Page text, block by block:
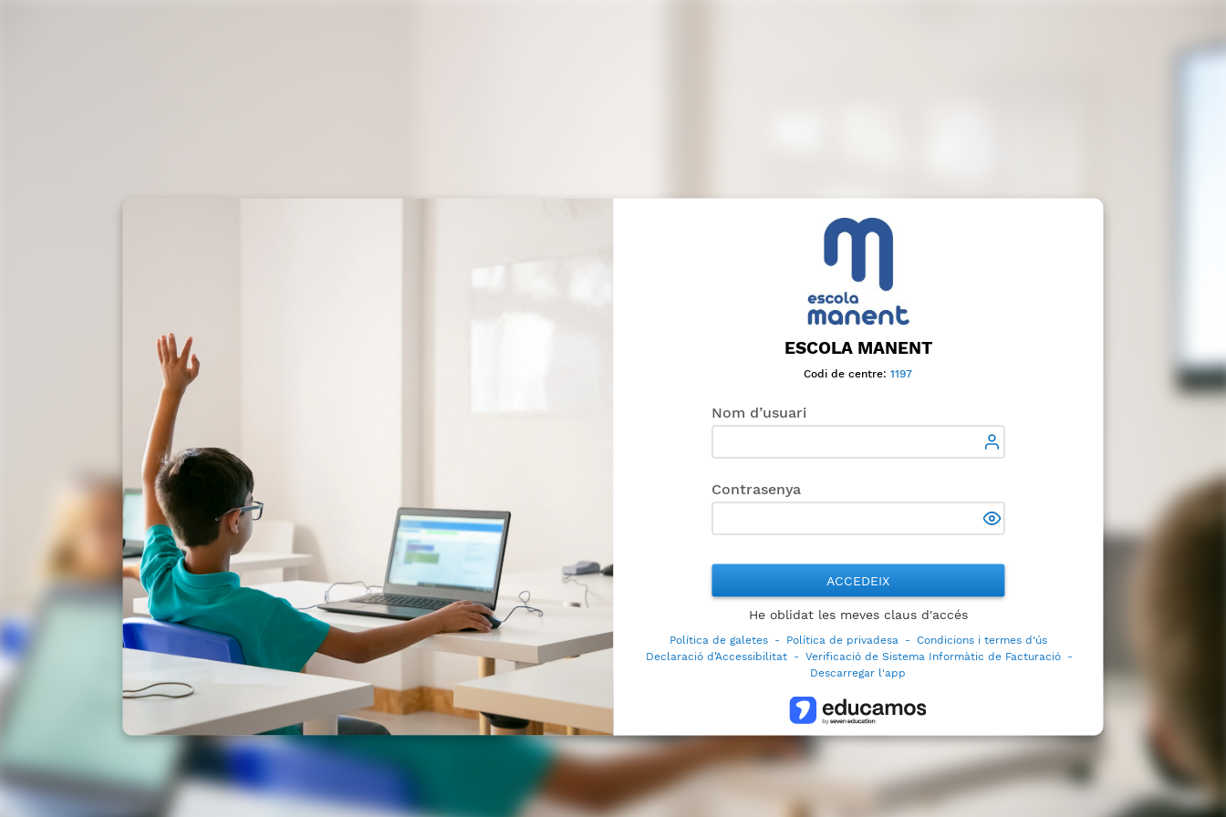
ESCOLA MANENT
Codi de centre:1197
Nom d’usuari
Contrasenya
ACCEDEIX
He oblidat les meves claus d'accés
Política de galetes - Política de privadesa - Condicions i termes d'ús
Declaració d’Accessibilitat - Verificació de Sistema Informàtic de Facturació -
Descarregar l'app